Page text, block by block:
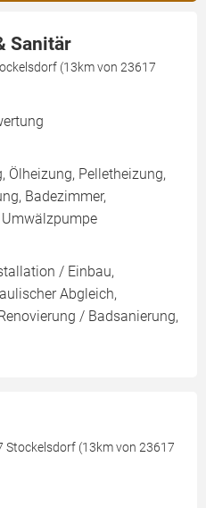
Sanitär
(13km von 23617
Ölheizung, Pelletheizung,
Badezimmer,
Umwälzpumpe
/ Einbau,
Abgleich,
/ Badsanierung,
Stockelsdorf (13km von 23617